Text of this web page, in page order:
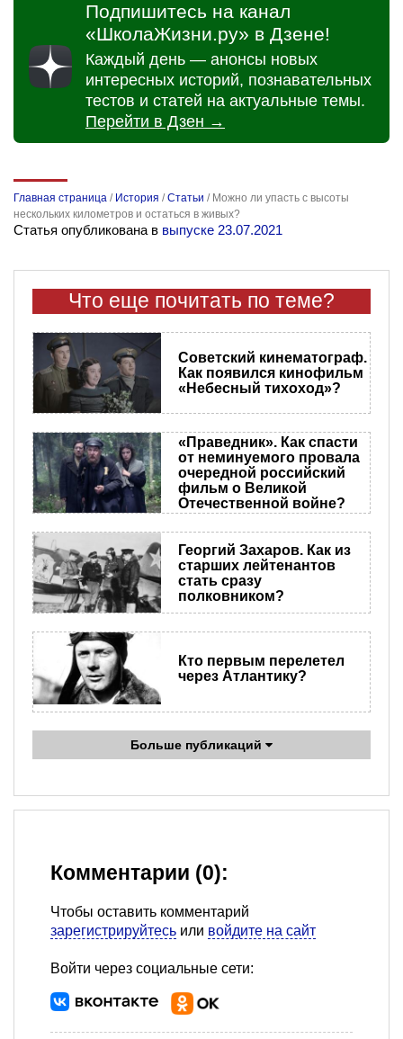
Подпишитесь на канал
«ШколаЖизни.ру» в Дзене!
Каждый день — анонсы новых
интересных историй, познавательных
тестов и статей на актуальные темы.
Перейти в Дзен →
Главная страница / История /Статьи / Можно ли упасть с высоты
нескольких километров и остаться в живых?
Статья опубликована в выпуске 23.07.2021
Что еще почитать по теме?
Советский кинематограф.
Как появился кинофильм
«Небесный тихоход»?
​«Праведник». Как спасти
от неминуемого провала
очередной российский
фильм о Великой
Отечественной войне?
Георгий Захаров. Как из
старших лейтенантов
стать сразу
полковником?
Кто первым перелетел
через Атлантику?
Больше публикаций
Комментарии (0):
Чтобы оставить комментарий
зарегистрируйтесь или войдите на сайт
Войти через социальные сети: